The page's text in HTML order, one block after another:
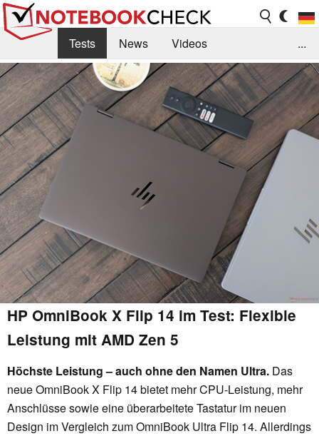
Tests News
Videos
Benchmarks & Tech
Externe Tests
Kaufberatung
Deals Suche
Jobs
Forum
...
HP OmniBook X Flip 14 im Test: Flexible
Leistung mit AMD Zen 5
Höchste Leistung – auch ohne den Namen Ultra. Das
neue OmniBook X Flip 14 bietet mehr CPU-Leistung, mehr
Anschlüsse sowie eine überarbeitete Tastatur im neuen
Design im Vergleich zum OmniBook Ultra Flip 14. Allerdings